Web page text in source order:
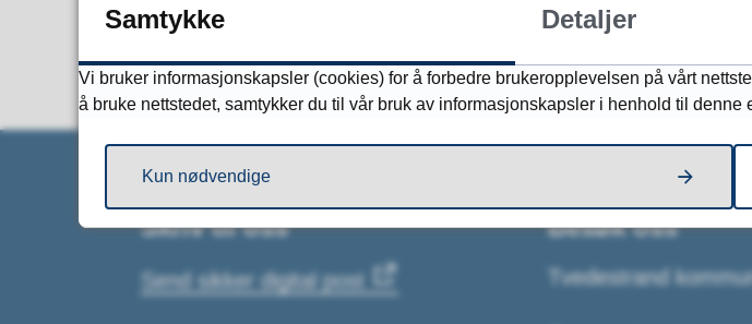
Skriv til oss
Send sikker digital post
Besøk oss
Tvedestrand
Samtykke Detaljer
Vi bruker informasjonskapsler (cookies) for å forbedre brukeropplevelsen på vårt
å bruke nettstedet, samtykker du til vår bruk av informasjonskapsler i henhold til denne
Kun nødvendige